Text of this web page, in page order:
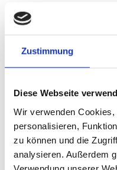
Zustimmung
Diese Webseite
Wir verwenden
personalisieren,
zu können und die
analysieren. Außerdem
E-Mail:
Telefon: +49 (0) 911
Fax:+49 (0) 911 398-